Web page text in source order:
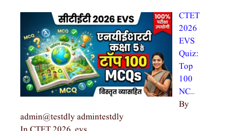
CTET
2026
EVS
Quiz:
Top
100
NC…
By
admin@testdly admintestdly